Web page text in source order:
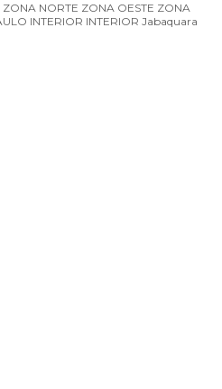
ZONA NORTE ZONA OESTE ZONA
INTERIOR INTERIOR Jabaquara